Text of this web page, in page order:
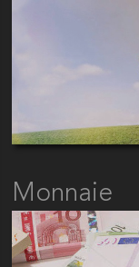
Monnaie